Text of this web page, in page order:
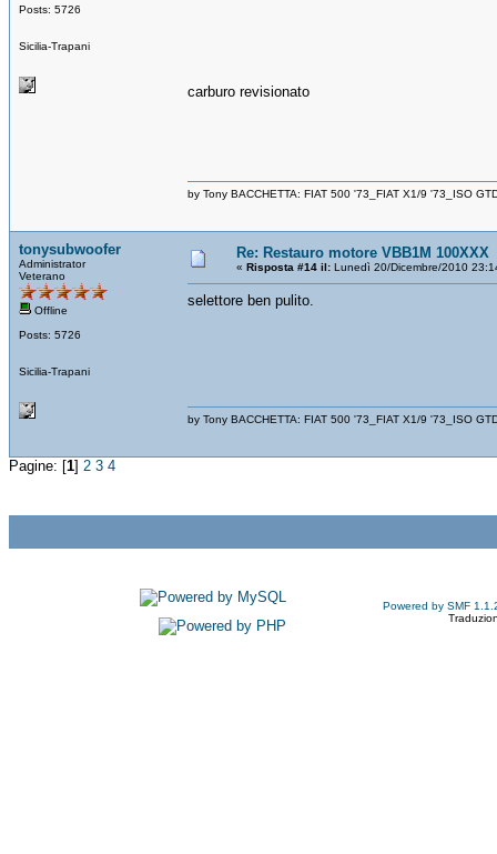
Posts: 5726
Sicilia-Trapani
carburo revisionato
by Tony BACCHETTA: FIAT 500 '73_FIAT X1/9 '73_ISO
tonysubwoofer
Administrator
Veterano
Offline
Posts: 5726
Sicilia-Trapani
Re: Restauro motore VBB1M 100XXX
« Risposta #14 il: Lunedì 20/Dicembre/2010
selettore ben pulito.
by Tony BACCHETTA: FIAT 500 '73_FIAT X1/9 '73_ISO
Pagine: [1] 2 3 4
Powered by SMF